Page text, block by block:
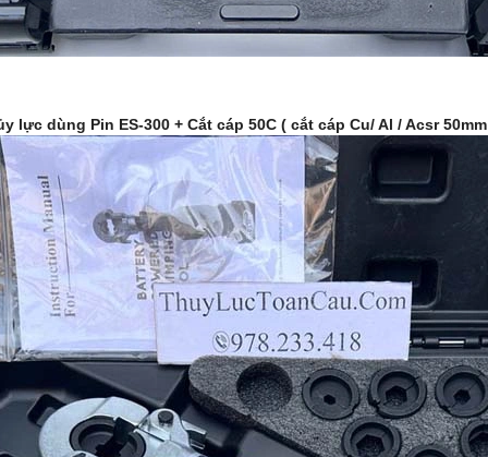
lực dùng Pin ES-300 + Cắt cáp 50C ( cắt cáp Cu/ Al / Acsr 50mm